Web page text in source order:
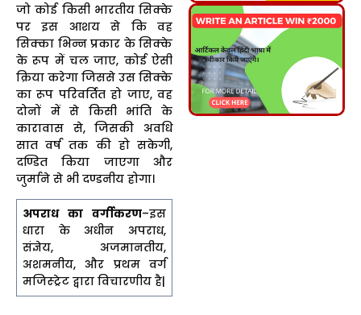
जो कोई किसी भारतीय सिक्के
पर इस आशय से कि वह
सिक्का भिन्न प्रकार के सिक्के
के रूप में चल जाए, कोई ऐसी
क्रिया करेगा जिससे उस सिक्के
का रूप परिवर्तित हो जाए, वह
दोनों में से किसी भांति के
कारावास से, जिसकी अवधि
सात वर्ष तक की हो सकेगी,
दण्डित किया जाएगा और
जुर्माने से भी दण्डनीय होगा।
अपराध का वर्गीकरण–इस
धारा के अधीन अपराध,
संज्ञेय, अजमानतीय,
अशमनीय, और प्रथम वर्ग
मजिस्ट्रेट द्वारा विचारणीय है|